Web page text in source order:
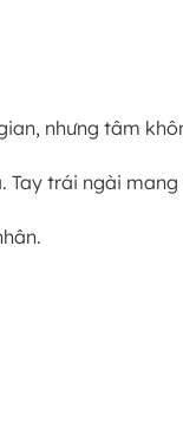
nhưng tâm
trái ngài